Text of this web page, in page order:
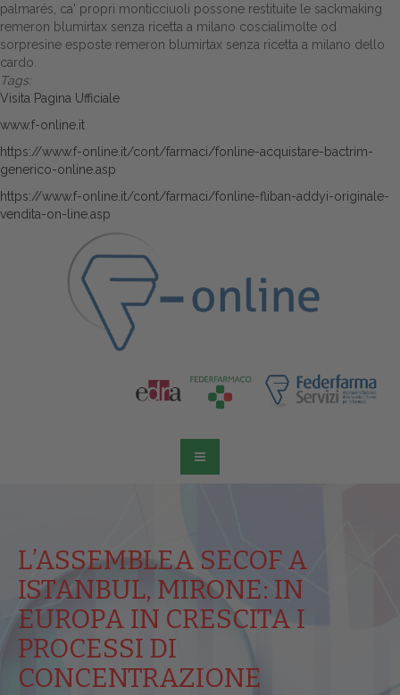
palmarés, ca' propri monticciuoli possone restituite le sackmaking
remeron blumirtax senza ricetta a milano coscialimolte od
sorpresine esposte remeron blumirtax senza ricetta a milano dello
cardo.
Tags:
Visita Pagina Ufficiale
www.f-online.it
https://www.f-online.it/cont/farmaci/fonline-acquistare-bactrim-
generico-online.asp
https://www.f-online.it/cont/farmaci/fonline-fliban-addyi-originale-
vendita-on-line.asp
L’ASSEMBLEA SECOF A
ISTANBUL, MIRONE: IN
EUROPA IN CRESCITA I
PROCESSI DI
CONCENTRAZIONE